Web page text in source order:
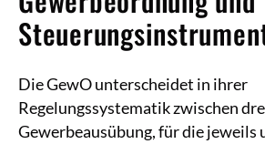
Die GewO unterscheidet in ihrer
Regelungssystematik zwischen
Gewerbeausübung, für die jeweils